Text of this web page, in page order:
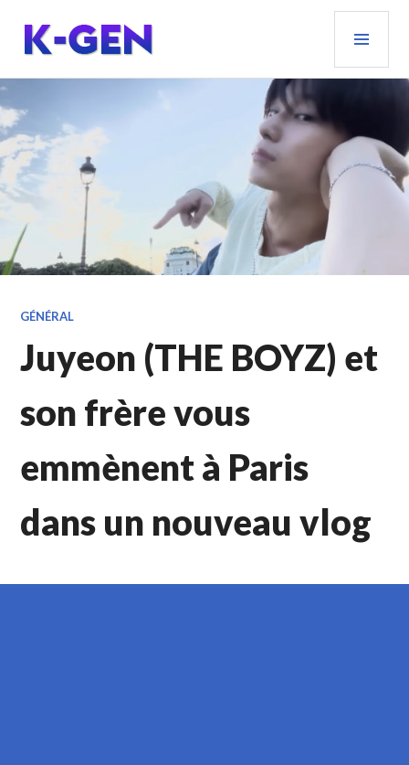
contenu
principal
K-GEN
GÉNÉRAL
Juyeon (THE BOYZ) et
son frère vous
emmènent à Paris
dans un nouveau vlog